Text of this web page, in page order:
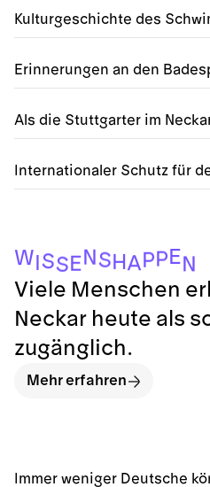
Kulturgeschichte des
Erinnerungen an den
Als die Stuttgarter im
Internationaler Schutz für
Immer weniger Deutsche
WISSENS H A PPEN
Viele Menschen
Neckar heute als
zugänglich.
Mehr erfahren